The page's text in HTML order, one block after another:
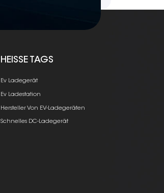
HEISSE TAGS
Ev Ladegerät
Ev Ladestation
Hersteller Von EV-Ladegeräten
Schnelles DC-Ladegerät